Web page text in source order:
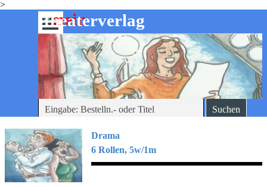
>
Direkt zum Seiteninhalt
-theaterverlag
mein
Menü überspringen
Suchen
Drama
6 Rollen, 5w/1m